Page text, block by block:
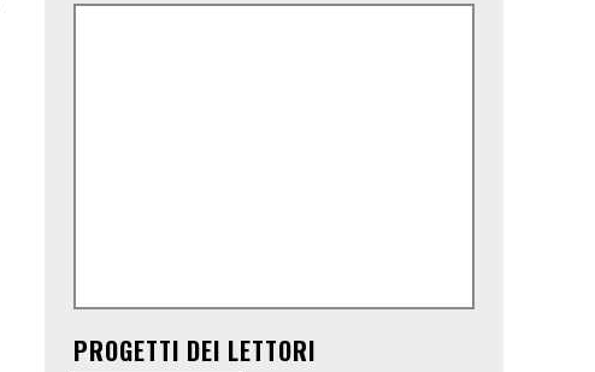
PROGETTI DEI LETTORI